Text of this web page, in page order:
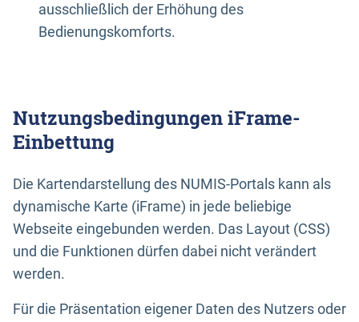
ausschließlich der Erhöhung des
Bedienungskomforts.
Nutzungsbedingungen iFrame-
Einbettung
Die Kartendarstellung des NUMIS-Portals kann als
dynamische Karte (iFrame) in jede beliebige
Webseite eingebunden werden. Das Layout (CSS)
und die Funktionen dürfen dabei nicht verändert
werden.
Für die Präsentation eigener Daten des Nutzers oder